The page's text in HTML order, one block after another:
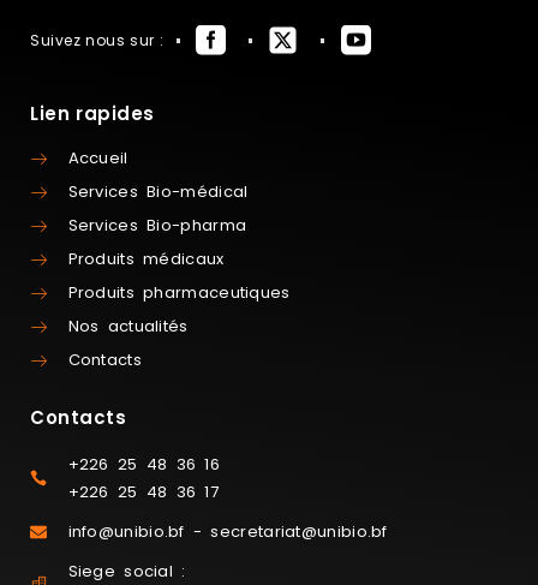
Suivez nous sur :
Lien rapides
Accueil
Services Bio-médical
Services Bio-pharma
Produits médicaux
Produits pharmaceutiques
Nos actualités
Contacts
Contacts
+226 25 48 36 16
+226 25 48 36 17
info@unibio.bf - secretariat@unibio.bf
Siege social :